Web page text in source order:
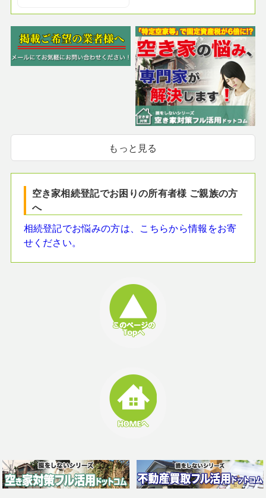
もっと見る
空き家相続登記でお困りの所有者様 ご親族の方
へ
相続登記でお悩みの方は、こちらから情報をお寄
せください。